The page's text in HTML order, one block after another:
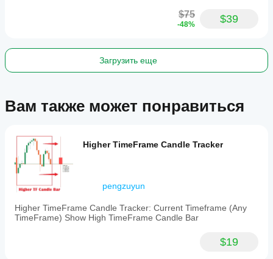
$75
-48% $39
Загрузить еще
Вам также может понравиться
Higher TimeFrame Candle Tracker
pengzuyun
Higher TimeFrame Candle Tracker: Current Timeframe (Any
TimeFrame) Show High TimeFrame Candle Bar
$19